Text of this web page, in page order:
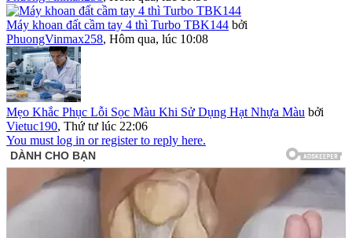
Máy khoan đất cầm tay 4 thì Turbo TBK144 bởi
PhuongVinmax258, Hôm qua, lúc 10:08
Mẹo Khắc Phục Lỗi Sọc Màu Khi Sử Dụng Hạt Nhựa Màu bởi
Vietuc190, Thứ tư lúc 22:06
You must log in or register to reply here.